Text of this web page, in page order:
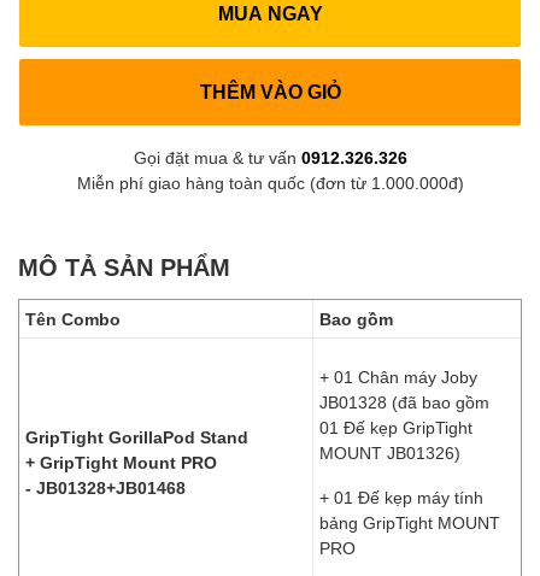
MUA NGAY
THÊM VÀO GIỎ
Gọi đặt mua & tư vấn 0912.326.326
Miễn phí giao hàng toàn quốc (đơn từ 1.000.000đ)
MÔ TẢ SẢN PHẨM
Tên Combo Bao gồm
GripTight GorillaPod Stand
+ GripTight Mount PRO
- JB01328+JB01468
+ 01 Chân máy Joby
JB01328 (đã bao gồm
01 Đế kẹp GripTight
MOUNT JB01326)
+ 01 Đế kẹp máy tính
bảng GripTight MOUNT
PRO